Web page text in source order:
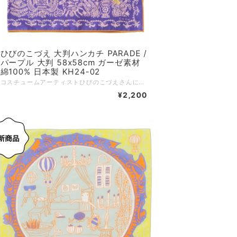
ひびのこづえ 大判ハンカチ PARADE /
パープル 大判 58x58cm ガーゼ素材
綿100% 日本製 KH24-02
¥2,200